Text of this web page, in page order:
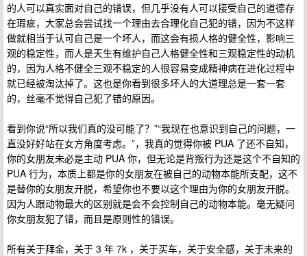
的人可以真实面对自己的错误，但几乎没有人可以接受自己的道德存
在瑕疵，大家总会尝试找一个理由去合理化自己犯的错，因为不这样
做就相当于认可自己是一个坏人，而这会有损人格的健全性，影响三
观的稳定性，而人是天生有维护自己人格健全性和三观稳定性的动机
的，因为人格不健全三观不稳定的人很容易变成精神病在进化过程中
就已经被淘汰掉了。这也是你看到很多坏人的大道理总是一套一套
的，丝毫不觉得自己犯了错的原因。
看到你说“所以我们真的没可能了？”“我现在也意识到自己的问题，一
直没好好站在女方角度考虑。”，我真的觉得你被 PUA 了还不自知，
你的女朋友未必是主动 PUA 你，但无论是背叛行为还是这个不自知的
PUA 行为，本质上都是你的女朋友在被自己的动物本能所支配，这不
是替你的女朋友开脱，希望你也不要以这个理由为你的女朋友开脱。
因为人跟动物最大的区别就是会不会控制自己的动物本能。毫无疑问
你女朋友犯了错，而且是原则性的错误。
所有关于拜金，关于 3 年 7k ，关于买车，关于安全感，关于未来的